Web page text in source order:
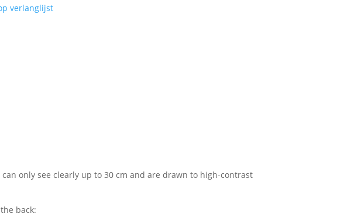
verlanglijst
only see clearly up to 30 cm and are drawn to high-contrast
back: